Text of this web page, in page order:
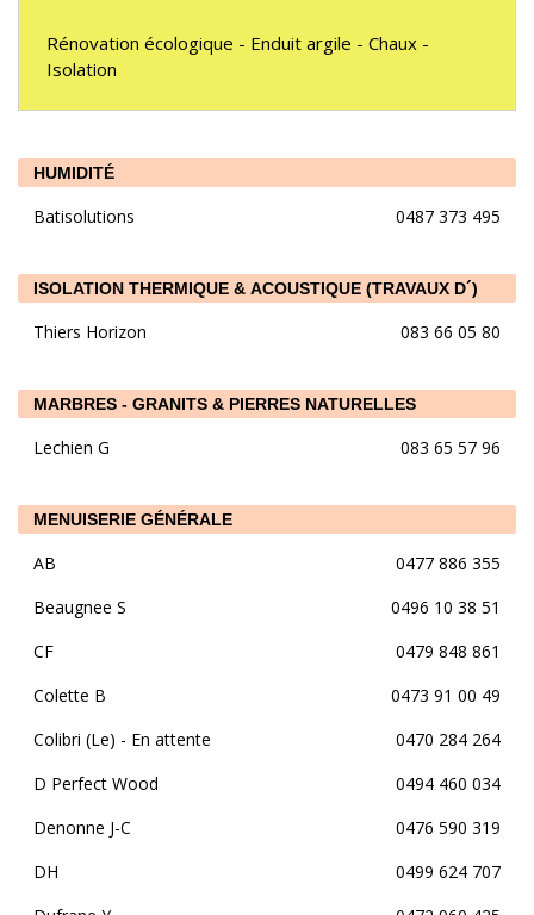
Rénovation écologique - Enduit argile - Chaux -
Isolation
HUMIDITÉ
Batisolutions 0487 373 495
ISOLATION THERMIQUE & ACOUSTIQUE (TRAVAUX D´)
Thiers Horizon 083 66 05 80
MARBRES - GRANITS & PIERRES NATURELLES
Lechien G 083 65 57 96
MENUISERIE GÉNÉRALE
AB
0477 886 355
Beaugnee S
0496 10 38 51
CF
0479 848 861
Colette B
0473 91 00 49
Colibri (Le) - En attente
0470 284 264
D Perfect Wood
0494 460 034
Denonne J-C
0476 590 319
DH
0499 624 707